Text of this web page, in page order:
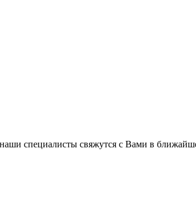
специалисты свяжутся с Вами в